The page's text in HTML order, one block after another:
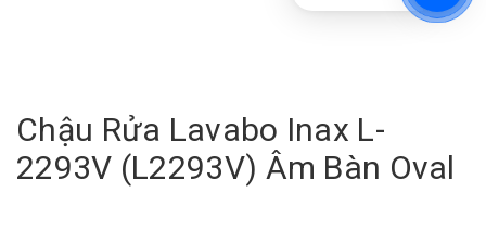
Chậu Rửa Lavabo Inax L-
2293V (L2293V) Âm Bàn Oval